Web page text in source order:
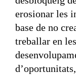
erosionar les
base de no
treballar en